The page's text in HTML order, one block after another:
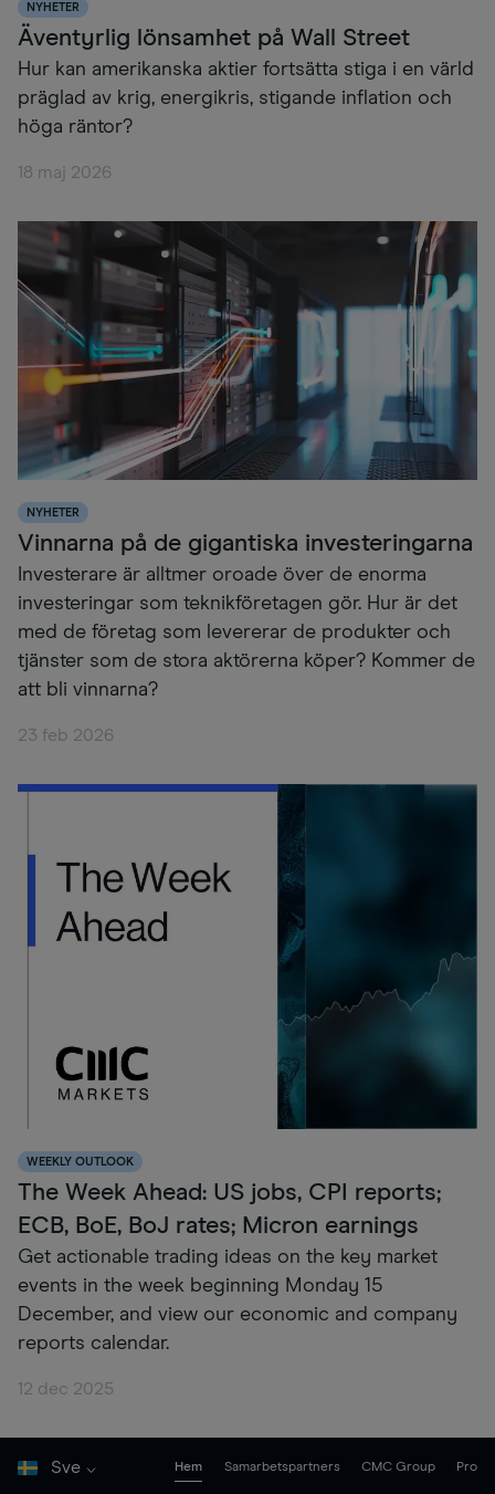
NYHETER
Äventyrlig lönsamhet på Wall Street
Hur kan amerikanska aktier fortsätta stiga i en värld
präglad av krig, energikris, stigande inflation och
höga räntor?
18 maj 2026
NYHETER
Vinnarna på de gigantiska investeringarna
Investerare är alltmer oroade över de enorma
investeringar som teknikföretagen gör. Hur är det
med de företag som levererar de produkter och
tjänster som de stora aktörerna köper? Kommer de
att bli vinnarna?
23 feb 2026
WEEKLY OUTLOOK
The Week Ahead: US jobs, CPI reports;
ECB, BoE, BoJ rates; Micron earnings
Get actionable trading ideas on the key market
events in the week beginning Monday 15
December, and view our economic and company
reports calendar.
12 dec 2025
Sve Hem Samarbetspartners CMC Group Pro